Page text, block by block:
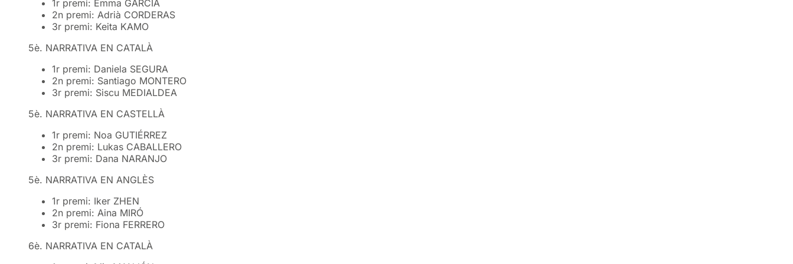
1r premi: Emma GARCÍA
2n premi: Adrià CORDERAS
3r premi: Keita KAMO
5è. NARRATIVA EN CATALÀ
1r premi: Daniela SEGURA
2n premi: Santiago MONTERO
3r premi: Siscu MEDIALDEA
5è. NARRATIVA EN CASTELLÀ
1r premi: Noa GUTIÉRREZ
2n premi: Lukas CABALLERO
3r premi: Dana NARANJO
5è. NARRATIVA EN ANGLÈS
1r premi: Iker ZHEN
2n premi: Aina MIRÓ
3r premi: Fiona FERRERO
6è. NARRATIVA EN CATALÀ